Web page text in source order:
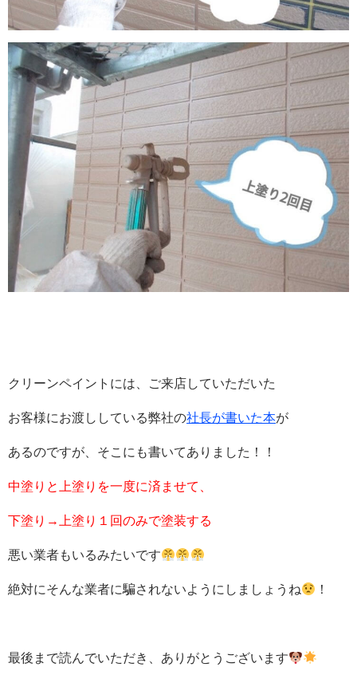
クリーンペイントには、ご来店していただいた
お客様にお渡ししている弊社の社長が書いた本が
あるのですが、そこにも書いてありました！！
中塗りと上塗りを一度に済ませて、
下塗り→上塗り１回のみで塗装する
悪い業者もいるみたいです
絶対にそんな業者に騙されないようにしましょうね ！
最後まで読んでいただき、ありがとうございます